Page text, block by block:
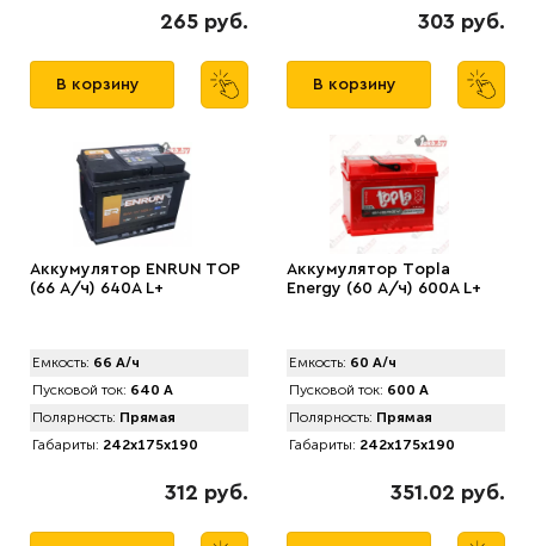
265 руб.
В корзину
303 руб.
В корзину
Аккумулятор ENRUN TOP
(66 А/ч) 640A L+
Емкость: 66 А/ч
Пусковой ток: 640 А
Полярность: Прямая
Габариты: 242x175x190
312 руб.
Аккумулятор Tоpla
Energy (60 А/ч) 600A L+
Емкость: 60 А/ч
Пусковой ток: 600 А
Полярность: Прямая
Габариты: 242x175x190
351.02 руб.